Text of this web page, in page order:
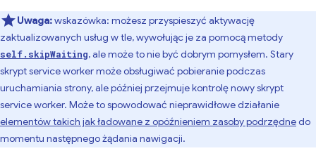
Uwaga:wskazówka: możesz przyspieszyć aktywację
zaktualizowanych usług w tle, wywołując je za pomocą metody
self.skipWaiting, ale może to nie być dobrym pomysłem. Stary
skrypt service worker może obsługiwać pobieranie podczas
uruchamiania strony, ale później przejmuje kontrolę nowy skrypt
service worker. Może to spowodować nieprawidłowe działanie
elementów takich jak ładowane z opóźnieniem zasoby podrzędnedo
momentu następnego żądania nawigacji.